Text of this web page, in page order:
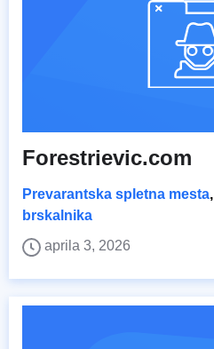
Forestrievic.com
Prevarantska spletna mesta,
brskalnika
aprila 3, 2026